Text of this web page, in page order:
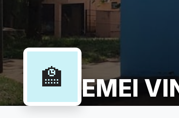
🏫 EMEI